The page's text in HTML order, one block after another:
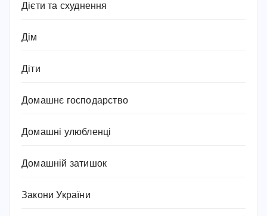
Дієти та схуднення
Дім
Діти
Домашнє господарство
Домашні улюбленці
Домашній затишок
Закони України